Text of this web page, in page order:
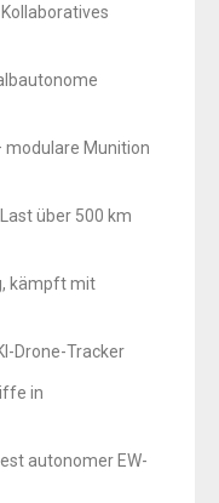
modulare Munition
über 500 km
kämpft mit
Drone-Tracker
in
autonomer EW-